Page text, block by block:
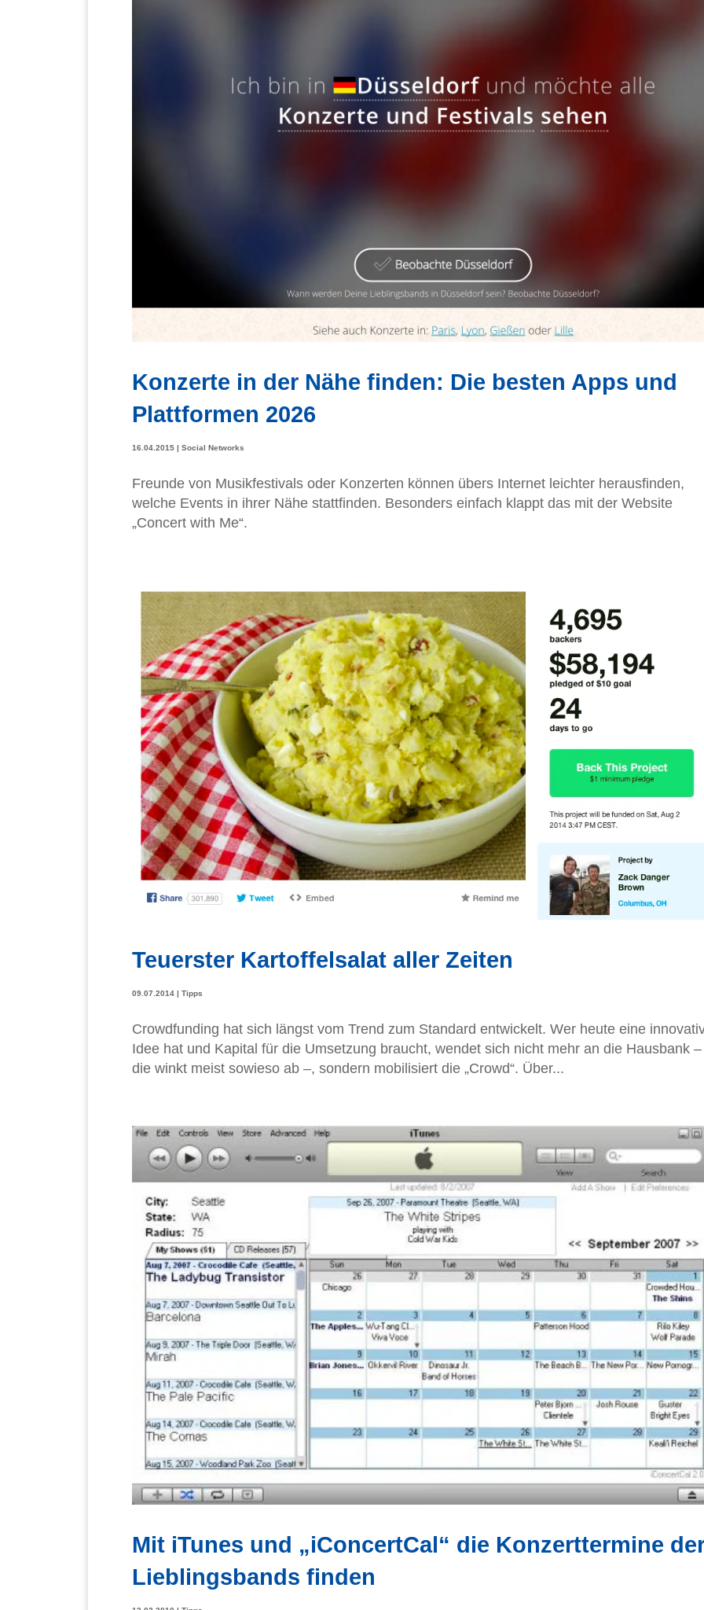
Konzerte in der Nähe finden: Die besten Apps und
Plattformen 2026
16.04.2015 | Social Networks
Freunde von Musikfestivals oder Konzerten können übers Internet leichter herausfinden,
welche Events in ihrer Nähe stattfinden. Besonders einfach klappt das mit der Website
„Concert with Me“.
Teuerster Kartoffelsalat aller Zeiten
09.07.2014 | Tipps
Crowdfunding hat sich längst vom Trend zum Standard entwickelt. Wer heute eine
Idee hat und Kapital für die Umsetzung braucht, wendet sich nicht mehr an die Hausbank –
die winkt meist sowieso ab –, sondern mobilisiert die „Crowd“. Über...
Mit iTunes und „iConcertCal“ die Konzerttermine
Lieblingsbands finden